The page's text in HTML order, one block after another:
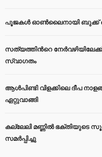
പൂജകൾ ഓൺലൈനായി ബുക്ക്
സത്യത്തിന്‍റെ
സ്വാഗതം
ആൾപിണ്ടി വിളക്കിലെ ദീപ
ഏറ്റുവാങ്ങി
കല്ലേലി മണ്ണില്‍ ഭക്തിയുടെ
സമര്‍പ്പിച്ചു